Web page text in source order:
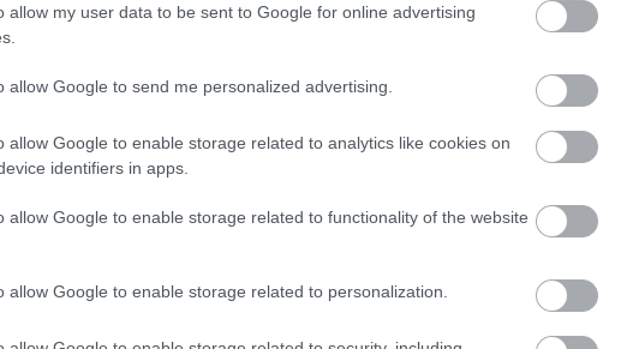
allow my user data to be sent to Google for online advertising
allow Google to send me personalized advertising.
allow Google to enable storage related to analytics like cookies on
identifiers in apps.
allow Google to enable storage related to functionality of the website
allow Google to enable storage related to personalization.
óta – amikor is kiderült, hogy a Fővárosi
döntését – most a Klassz Menza Kft. vesztett pert
1
komment
őszintén
(valójában
település.
kori
önálló
ismert. A